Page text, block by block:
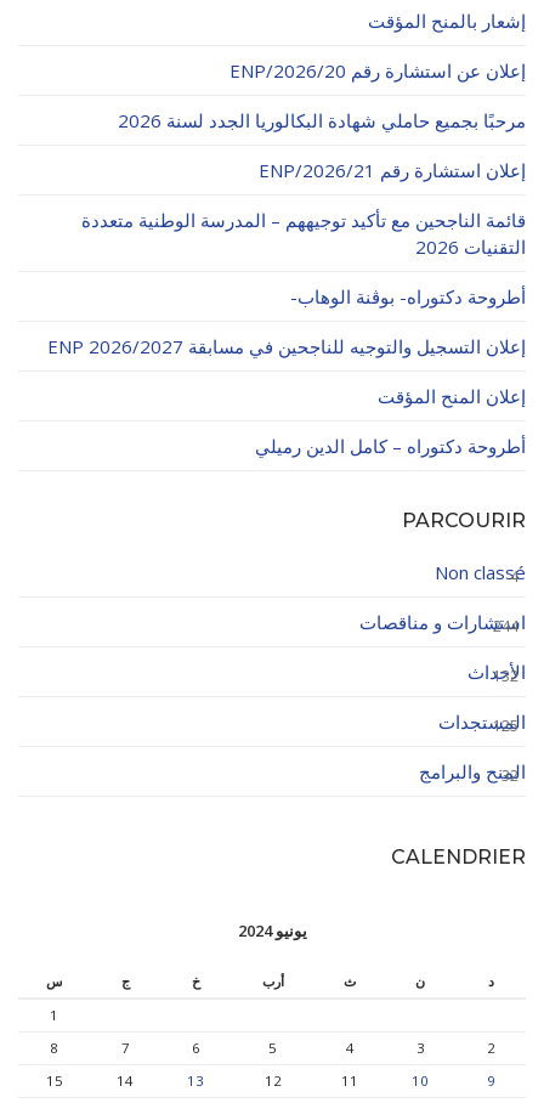
الأقــســــام الـتـحــضـيـريـــة
عروض التكوين
التربصات
الشهادات
نماذج ما بعد التدرج
إشعار بالمنح المؤقت
إعلان عن استشارة رقم 20/ENP/2026
مرحبًا بجميع حاملي شهادة البكالوريا الجدد لسنة 2026
إعلان استشارة رقم 21/ENP/2026
قائمة الناجحين مع تأكيد توجيههم – المدرسة الوطنية متعددة
التقنيات 2026
أطروحة دكتوراه- بوڨنة الوهاب-
إعلان التسجيل والتوجيه للناجحين في مسابقة ENP 2026/2027
إعلان المنح المؤقت
أطروحة دكتوراه – كامل الدين رميلي
PARCOURIR
Non classé
4
استشارات و مناقصات
244
الأحداث
132
المستجدات
125
المنح والبرامج
32
CALENDRIER
يونيو 2024
د ن ث أرب خ ج
س
1
2
3
4
5
6
7
8
9
10
11
12
13
14
15